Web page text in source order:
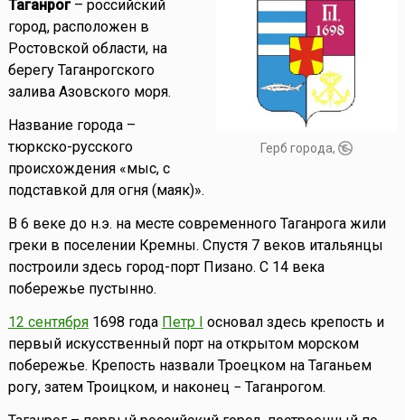
Герб города,
Таганрог– российский
город, расположен в
Ростовской области, на
берегу Таганрогского
залива Азовского моря.
Название города –
тюркско-русского
происхождения «мыс, с
подставкой для огня (маяк)».
В 6 веке до н.э. на месте современного Таганрога жили
греки в поселении Кремны. Спустя 7 веков итальянцы
построили здесь город-порт Пизано. С 14 века
побережье пустынно.
12 сентября1698 года Петр I
основал здесь крепость и
первый искусственный порт на открытом морском
побережье. Крепость назвали Троецком на Таганьем
рогу, затем Троицком, и наконец − Таганрогом.